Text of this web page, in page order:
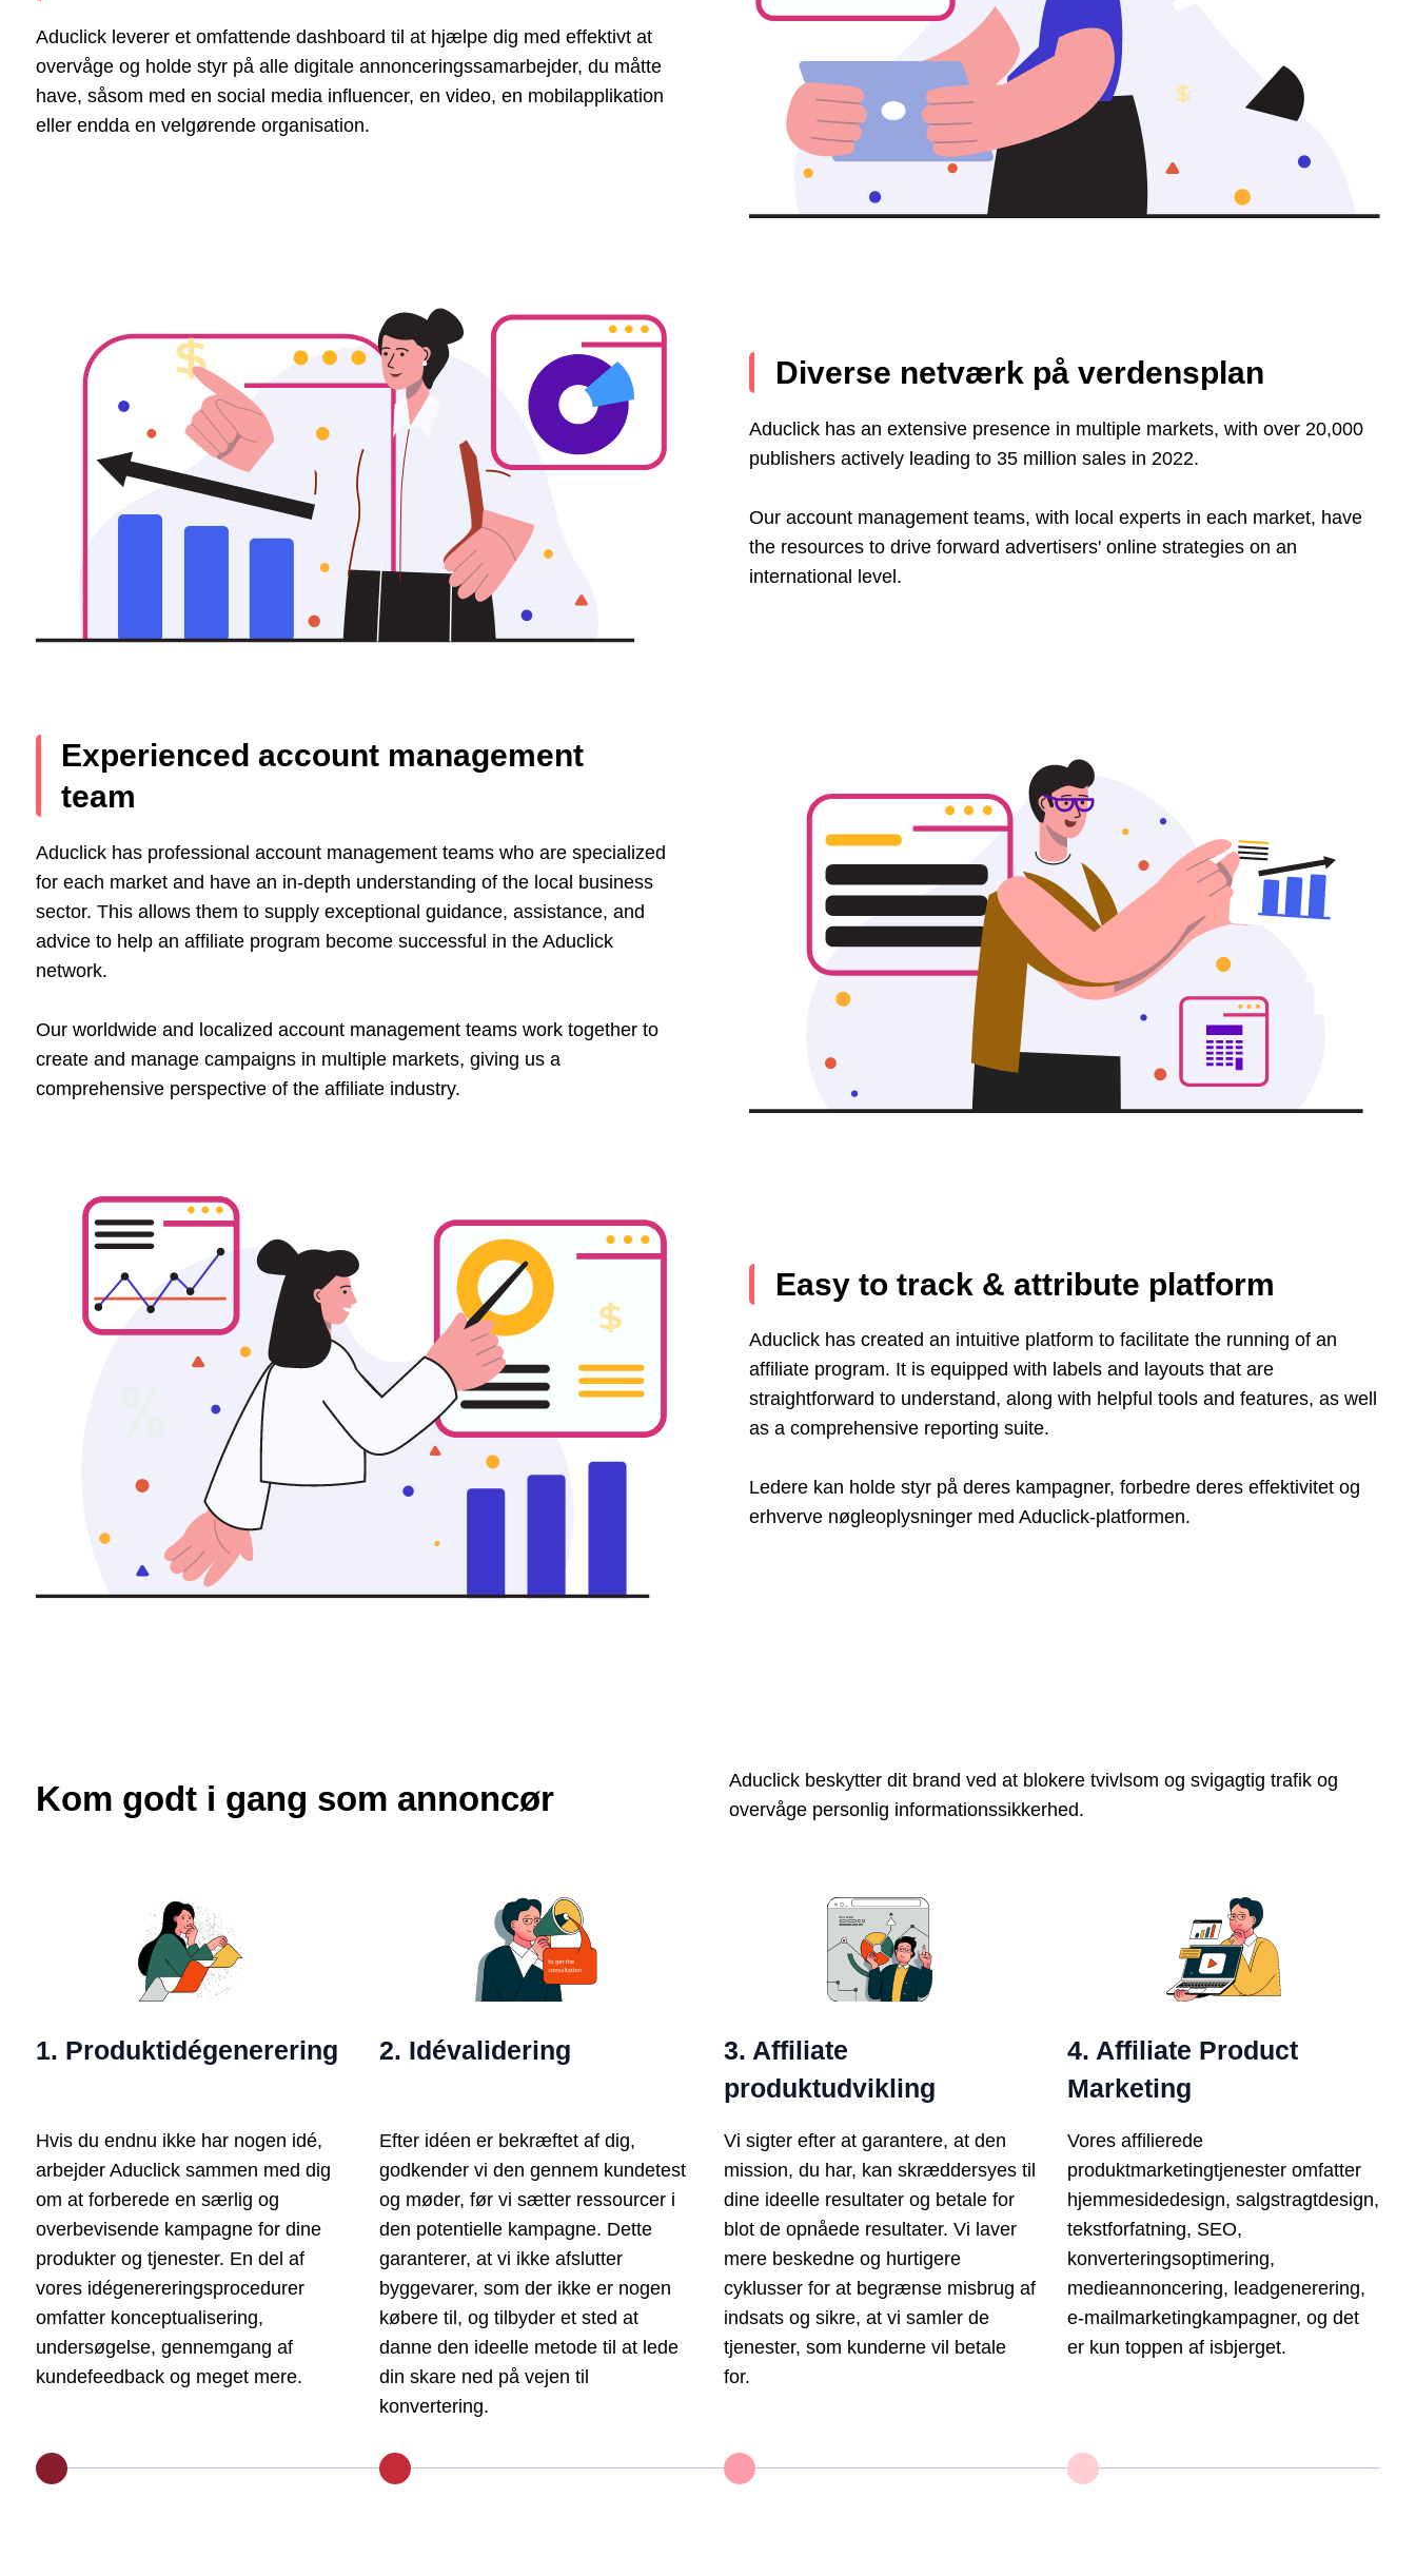
Aduclick leverer et omfattende dashboard til at hjælpe dig med effektivt at
overvåge og holde styr på alle digitale annonceringssamarbejder, du måtte
have, såsom med en social media influencer, en video, en mobilapplikation
eller endda en velgørende organisation.
Diverse netværk på verdensplan
Aduclick has an extensive presence in multiple markets, with over 20,000
publishers actively leading to 35 million sales in 2022.
Our account management teams, with local experts in each market, have
the resources to drive forward advertisers' online strategies on an
international level.
Experienced account management
team
Aduclick has professional account management teams who are specialized
for each market and have an in-depth understanding of the local business
sector. This allows them to supply exceptional guidance, assistance, and
advice to help an affiliate program become successful in the Aduclick
network.
Our worldwide and localized account management teams work together to
create and manage campaigns in multiple markets, giving us a
comprehensive perspective of the affiliate industry.
Easy to track & attribute platform
Aduclick has created an intuitive platform to facilitate the running of an
affiliate program. It is equipped with labels and layouts that are
straightforward to understand, along with helpful tools and features, as well
as a comprehensive reporting suite.
Ledere kan holde styr på deres kampagner, forbedre deres effektivitet og
erhverve nøgleoplysninger med Aduclick-platformen.
Kom godt i gang som annoncør
Aduclick beskytter dit brand ved at blokere tvivlsom og svigagtig trafik og
overvåge personlig informationssikkerhed.
1. Produktidégenerering
Hvis du endnu ikke har nogen idé,
arbejder Aduclick sammen med dig
om at forberede en særlig og
overbevisende kampagne for dine
produkter og tjenester. En del af
vores idégenereringsprocedurer
omfatter konceptualisering,
undersøgelse, gennemgang af
kundefeedback og meget mere.
2. Idévalidering
Efter idéen er bekræftet af dig,
godkender vi den gennem kundetest
og møder, før vi sætter ressourcer i
den potentielle kampagne. Dette
garanterer, at vi ikke afslutter
byggevarer, som der ikke er nogen
købere til, og tilbyder et sted at
danne den ideelle metode til at lede
din skare ned på vejen til
konvertering.
3. Affiliate
produktudvikling
Vi sigter efter at garantere, at den
mission, du har, kan skræddersyes til
dine ideelle resultater og betale for
blot de opnåede resultater. Vi laver
mere beskedne og hurtigere
cyklusser for at begrænse misbrug af
indsats og sikre, at vi samler de
tjenester, som kunderne vil betale
for.
4. Affiliate Product
Marketing
Vores affilierede
produktmarketingtjenester omfatter
hjemmesidedesign, salgstragtdesign,
tekstforfatning, SEO,
konverteringsoptimering,
medieannoncering, leadgenerering,
e-mailmarketingkampagner, og det
er kun toppen af ​​isbjerget.